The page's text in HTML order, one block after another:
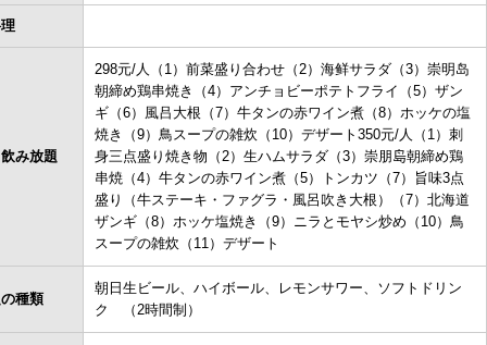
み放題
298元/人（1）前菜盛り合わせ（2）海鲜サラダ（3）崇明岛
朝締め鶏串焼き（4）アンチョビーポテトフライ（5）ザン
ギ（6）風吕大根（7）牛タンの赤ワイン煮（8）ホッケの塩
焼き（9）鳥スープの雑炊（10）デザート350元/人（1）刺
身三点盛り焼き物（2）生ハムサラダ（3）崇朋𡷊朝締め鶏
串焼（4）牛タンの赤ワイン煮（5）トンカツ（7）旨味3点
盛り（牛ステーキ・ファグラ・風呂吹き大根）（7）北海道
ザンギ（8）ホッケ塩焼き（9）ニラとモヤシ炒め（10）鳥
スープの雑炊（11）デザート
種類
朝日生ビール、ハイボール、レモンサワー、ソフトドリン
ク （2時間制）